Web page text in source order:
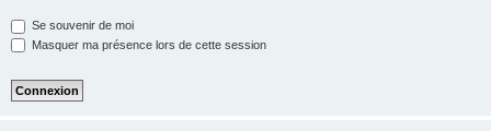
Se souvenir de moi
Masquer ma présence lors de cette session